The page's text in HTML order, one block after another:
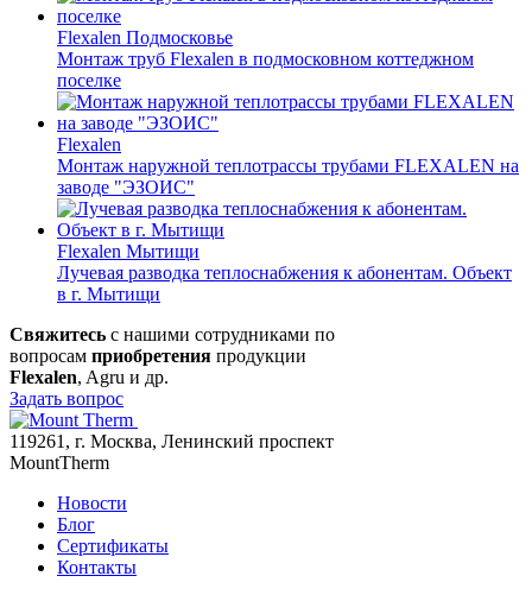
Flexalen Подмосковье
Монтаж труб Flexalen в подмосковном коттеджном
поселке
Flexalen
Монтаж наружной теплотрассы трубами FLEXALEN на
заводе "ЭЗОИС"
Flexalen Мытищи
Лучевая разводка теплоснабжения к абонентам. Объект
в г. Мытищи
Свяжитесь с нашими сотрудниками по
вопросам приобретения продукции
Flexalen, Agru и др.
Задать вопрос
119261, г. Москва, Ленинский проспект
MountTherm
Новости
Блог
Сертификаты
Контакты